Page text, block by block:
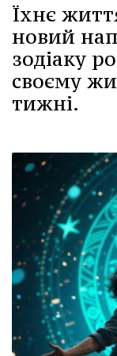
Їхнє
новий
зодіаку
своєму
тижні.